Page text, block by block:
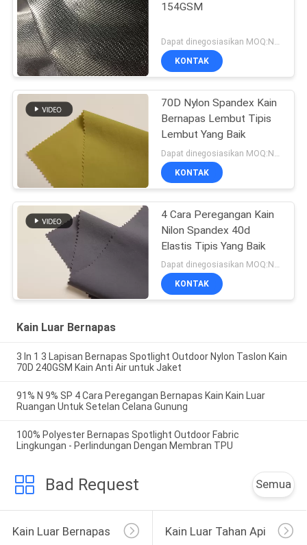
154GSM
KONTAK
70D Nylon Spandex Kain
Bernapas Lembut Tipis
Lembut Yang Baik
KONTAK
4 Cara Peregangan Kain
Nilon Spandex 40d
Elastis Tipis Yang Baik
Dapat dinegosiasikan MOQ:Negosiasi
KONTAK
Kain Luar Bernapas
3 In 1 3 Lapisan Bernapas Spotlight Outdoor Nylon Taslon Kain
70D 240GSM Kain Anti Air untuk Jaket
91% N 9% SP 4 Cara Peregangan Bernapas Kain Kain Luar
Ruangan Untuk Setelan Celana Gunung
100% Polyester Bernapas Spotlight Outdoor Fabric
Lingkungan - Perlindungan Dengan Membran TPU
Bad Request Semua
Kain Luar Bernapas Kain Luar Tahan Api